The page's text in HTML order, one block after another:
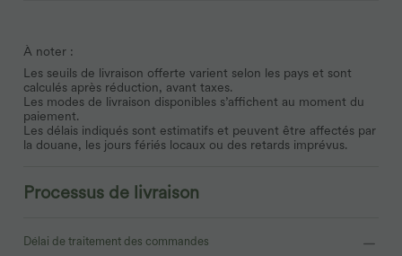
À noter :
Les seuils de livraison offerte varient selon les pays et sont
calculés après réduction, avant taxes.
Les modes de livraison disponibles s’affichent au moment du
paiement.
Les délais indiqués sont estimatifs et peuvent être affectés par
la douane, les jours fériés locaux ou des retards imprévus.
Processus de livraison
Délai de traitement des commandes